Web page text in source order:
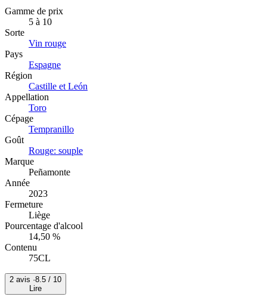
Gamme de prix
5 à 10
Sorte
Vin rouge
Pays
Espagne
Région
Castille et León
Appellation
Toro
Cépage
Tempranillo
Goût
Rouge: souple
Marque
Peñamonte
Année
2023
Fermeture
Liège
Pourcentage d'alcool
14,50 %
Contenu
75CL
2 avis ·8.5 / 10
Lire